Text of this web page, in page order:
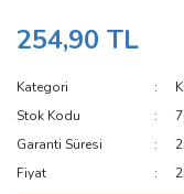
254,90 TL
Kategori
Stok Kodu
Garanti Süresi
Fiyat